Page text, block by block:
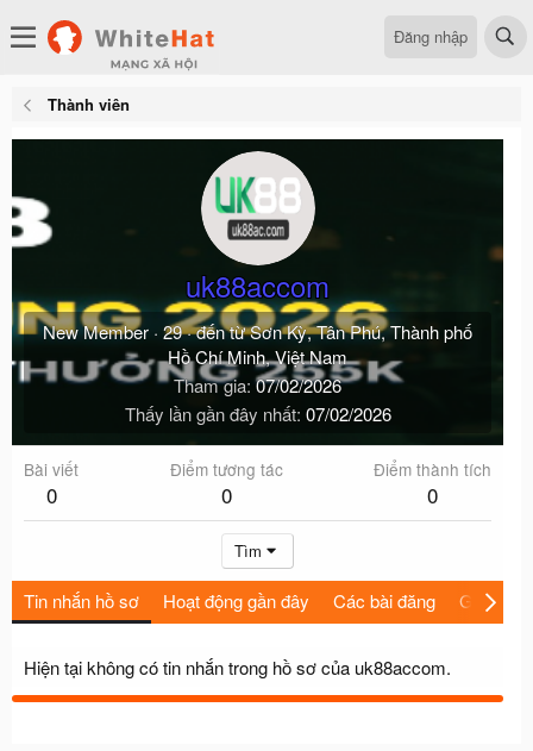
Đăng nhập
Thành viên
uk88accom
New Member · 29·đến từSơn Kỳ, Tân Phú, Thành phố
Hồ Chí Minh, Việt Nam
Tham gia 07/02/2026
Thấy lần gần đây nhất 07/02/2026
Bài viết
0
Điểm tương tác
0
Điểm thành tích
0
Tìm
Tin nhắn hồ sơ Hoạt động gần đây Các bài đăng Giới thiệu
Hiện tại không có tin nhắn trong hồ sơ của uk88accom.